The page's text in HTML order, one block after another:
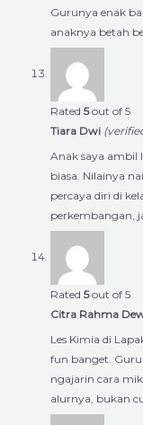
Gurunya enak
anaknya betah
Rated 5out of 5
Tiara Dwi
Anak saya ambil
biasa. Nilainya
percaya diri di
perkembangan,
Rated 5out of 5
Citra Rahma
Les Kimia di
fun banget.
ngajarin cara
alurnya, bukan